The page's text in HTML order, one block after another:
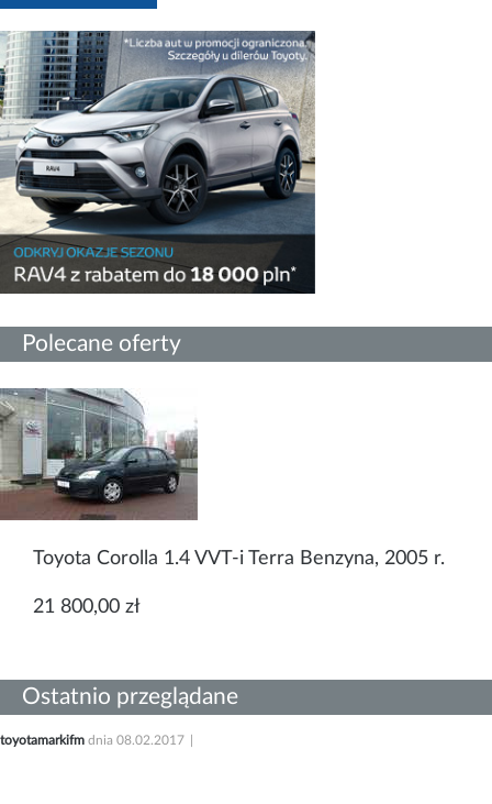
Polecane oferty
Toyota Corolla 1.4 VVT-i Terra Benzyna, 2005 r.
21 800,00 zł
Ostatnio przeglądane
toyotamarkifm dnia 08.02.2017